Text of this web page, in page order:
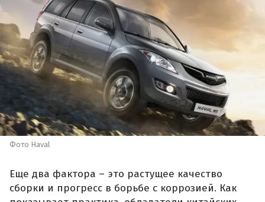
Фото Haval
Еще два фактора – это растущее качество
сборки и прогресс в борьбе с коррозией. Как